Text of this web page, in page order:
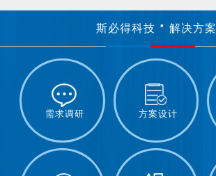
斯必得科技 解决方案
需求调研 方案设计